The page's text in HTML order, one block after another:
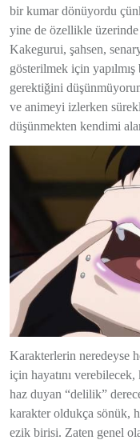
bir kumar dönüyordu
yine de özellikle
Kakegurui, şahsen,
gösterilmek için
gerektiğini
ve animeyi izlerken
düşünmekten kendimi
Karakterlerin neredeyse
için hayatını
haz duyan “delilik”
karakter oldukça sönük,
ezik birisi. Zaten genel